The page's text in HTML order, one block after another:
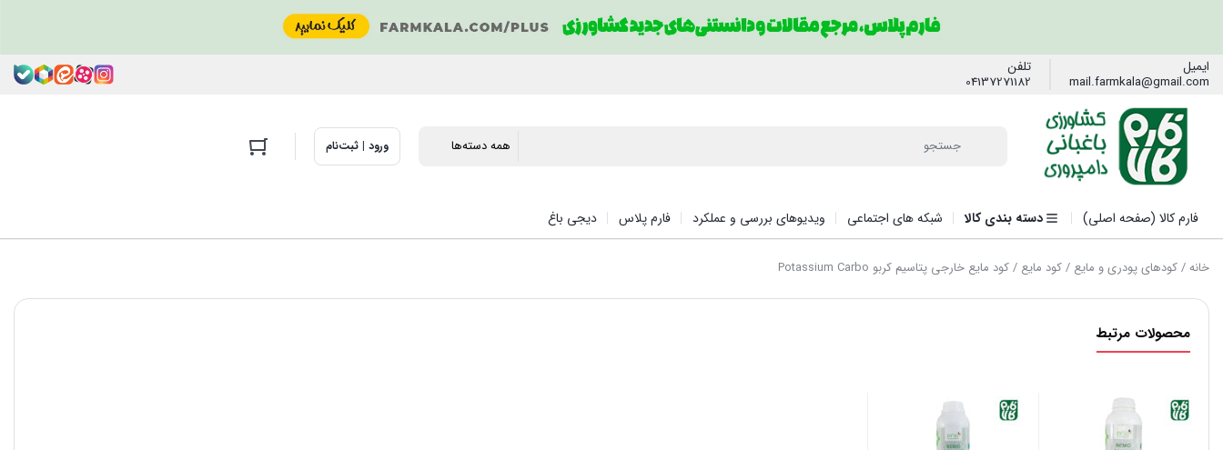
ایمیل
mail.farmkala@gmail.com
تلفن
04137271182
ورود | ثبت‌نام
فارم کالا (صفحه اصلی) دسته بندی کالا شبکه های اجتماعی ویدیوهای بررسی و عملکرد فارم پلاس دیجی باغ
خانه/کودهای پودری و مایع /کود مایع / کود مایع خارجی پتاسیم کربو Potassium Carbo
محصولات مرتبط